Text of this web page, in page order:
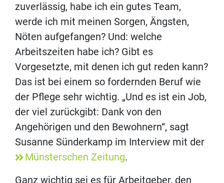
zuverlässig, habe ich ein gutes Team,
werde ich mit meinen Sorgen, Ängsten,
Nöten aufgefangen? Und: welche
Arbeitszeiten habe ich? Gibt es
Vorgesetzte, mit denen ich gut reden kann?
Das ist bei einem so fordernden Beruf wie
der Pflege sehr wichtig. „Und es ist ein Job,
der viel zurückgibt: Dank von den
Angehörigen und den Bewohnern“, sagt
Susanne Sünderkamp im Interview mit der
Münsterschen Zeitung.
Ganz wichtig sei es für Arbeitgeber, den